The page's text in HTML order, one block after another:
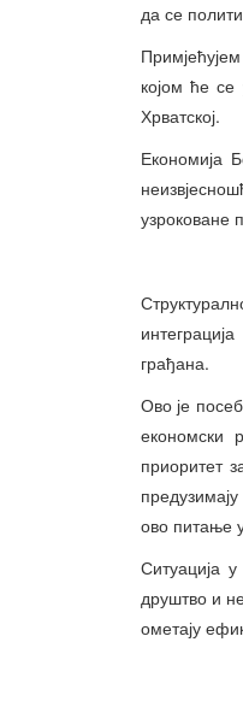
да се
којом ће
Хрватској.
Економија
узроковане
грађана.
Ово је
економски
приоритет
ово питање
Ситуација
друштво и
ометају